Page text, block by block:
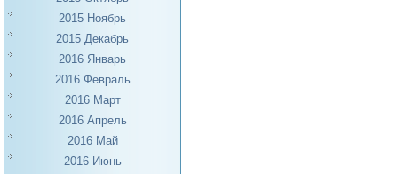
2015 Ноябрь
2015 Декабрь
2016 Январь
2016 Февраль
2016 Март
2016 Апрель
2016 Май
2016 Июнь